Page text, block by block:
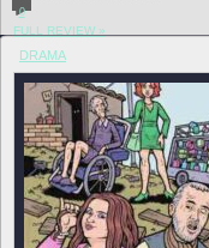
0
FULL REVIEW »
DRAMA